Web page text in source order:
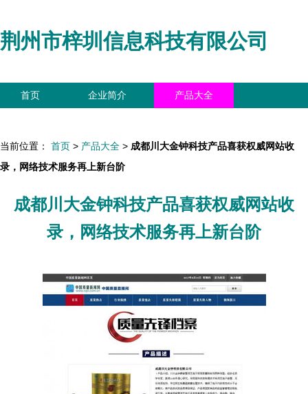
荆州市梓圳信息科技有限公司
首页 企业简介 产品大全
当前位置： 首页 > 产品大全 > 成都川大金钟科技产品喜获权威网站收
录，网络技术服务再上新台阶
成都川大金钟科技产品喜获权威网站收
录，网络技术服务再上新台阶